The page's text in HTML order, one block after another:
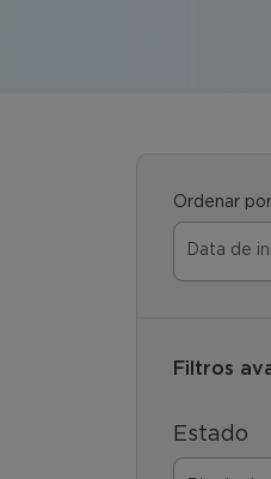
Ordenar
Filtros
Estado